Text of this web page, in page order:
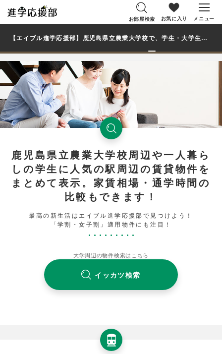
お部屋検索 お気に入り メニュー
【エイブル進学応援部】鹿児島県立農業大学校で、学生・大学生の一人暮らし向け賃貸マンション・アパートのお部屋を探す
鹿児島県立農業大学校周辺や一人暮ら
しの学生に人気の駅周辺の賃貸物件を
まとめて表示。家賃相場・通学時間の
比較もできます！
最高の新生活はエイブル進学応援部で見つけよう！
「学割・女子割」適用物件にも注目！
大学周辺の物件検索はこちら
イッカツ検索